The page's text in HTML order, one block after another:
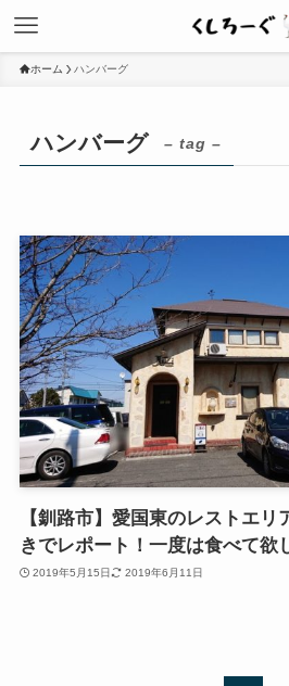
ホーム ハンバーグ
ハンバーグ – tag –
【釧路市】愛国東のレストエ
きでレポート！一度は食べて欲
2019年5月15日 2019年6月11日